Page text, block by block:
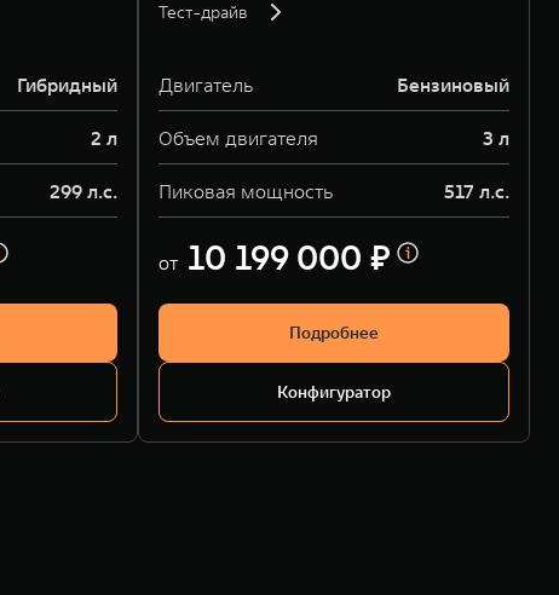
Гибридный
2 л
299 л.с.
Тест-драйв
Двигатель Бензиновый
Объем двигателя 3 л
Пиковая мощность 517 л.с.
от 10 199 000 ₽
Подробнее
Конфигуратор